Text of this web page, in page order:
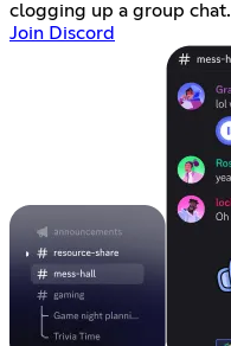
clogging up a group chat.
Join Discord